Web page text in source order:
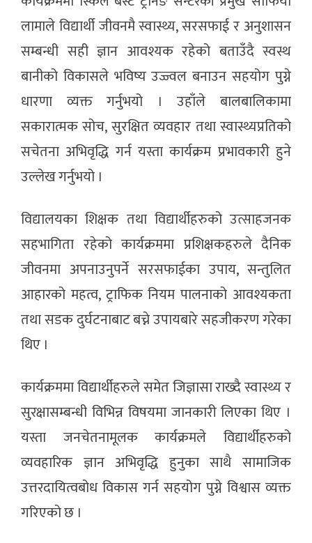
लामाले विद्यार्थी जीवनमै स्वास्थ्य, सरसफाई र अनुशासन
सम्बन्धी सही ज्ञान आवश्यक रहेको बताउँदै स्वस्थ
बानीको विकासले भविष्य उज्ज्वल बनाउन सहयोग पुग्ने
धारणा व्यक्त गर्नुभयो । उहाँले बालबालिकामा
सकारात्मक सोच, सुरक्षित व्यवहार तथा स्वास्थ्यप्रतिको
सचेतना अभिवृद्धि गर्न यस्ता कार्यक्रम प्रभावकारी हुने
उल्लेख गर्नुभयो ।
विद्यालयका शिक्षक तथा विद्यार्थीहरुको उत्साहजनक
सहभागिता रहेको कार्यक्रममा प्रशिक्षकहरुले दैनिक
जीवनमा अपनाउनुपर्ने सरसफाईका उपाय, सन्तुलित
आहारको महत्व, ट्राफिक नियम पालनाको आवश्यकता
तथा सडक दुर्घटनाबाट बच्ने उपायबारे सहजीकरण गरेका
थिए ।
कार्यक्रममा विद्यार्थीहरुले समेत जिज्ञासा राख्दै स्वास्थ्य र
सुरक्षासम्बन्धी विभिन्न विषयमा जानकारी लिएका थिए ।
यस्ता जनचेतनामूलक कार्यक्रमले विद्यार्थीहरुको
व्यवहारिक ज्ञान अभिवृद्धि हुनुका साथै सामाजिक
उत्तरदायित्वबोध विकास गर्न सहयोग पुग्ने विश्वास व्यक्त
गरिएको छ ।